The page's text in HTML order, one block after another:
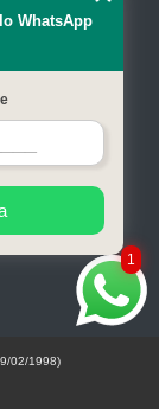
1
WhatsApp
02/1998)